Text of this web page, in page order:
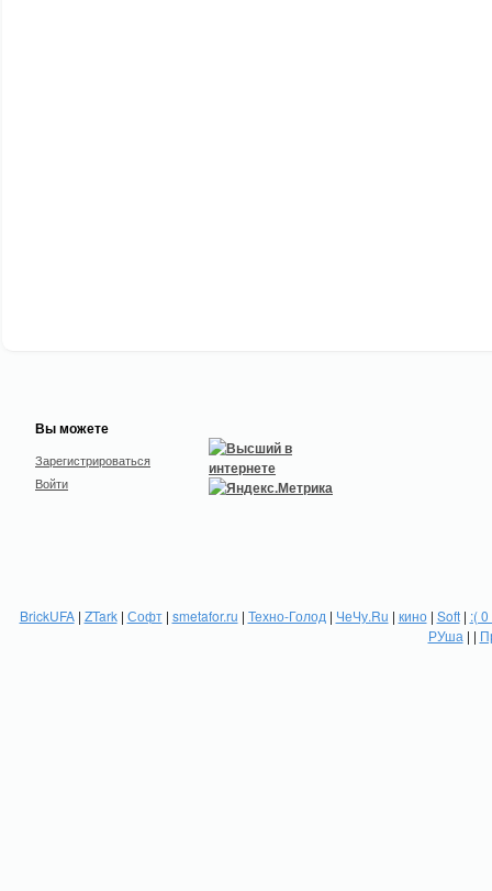
Вы можете
Зарегистрироваться
Войти
BrickUFA| ZTark| Софт| smetafor.ru | Техно-Голод | ЧеЧу.Ru | кино| Soft| :(
РУша | |